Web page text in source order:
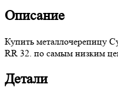
Описание
Купить металлочерепицу
RR 32. по самым низким
Детали